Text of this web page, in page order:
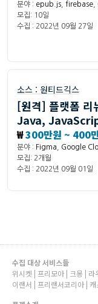
분야 : epub.js firebase
모집: 10일
수집 : 2022년 09월 27일
소스 : 원티드긱스
[원격] 플랫폼 리
Java,
₩300만원 ~ 400
분야 : Figma Google
모집: 2개월
수집 : 2022년 09월 01일
수집 대상 서비스들
위시켓 | 프리모아 | 크몽 |
이랜서 | 프리랜서코리아 | 캐